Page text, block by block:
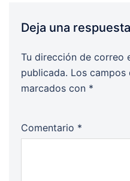
Deja una respuesta
Tu dirección de correo
publicada. Los
marcados con *
Comentario *